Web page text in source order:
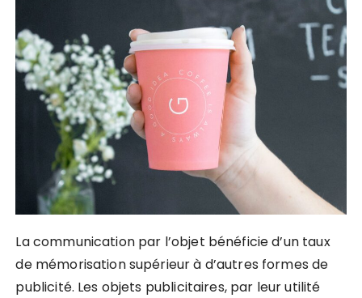
La communication par l’objet bénéficie d’un taux
de mémorisation supérieur à d’autres formes de
publicité. Les objets publicitaires, par leur utilité